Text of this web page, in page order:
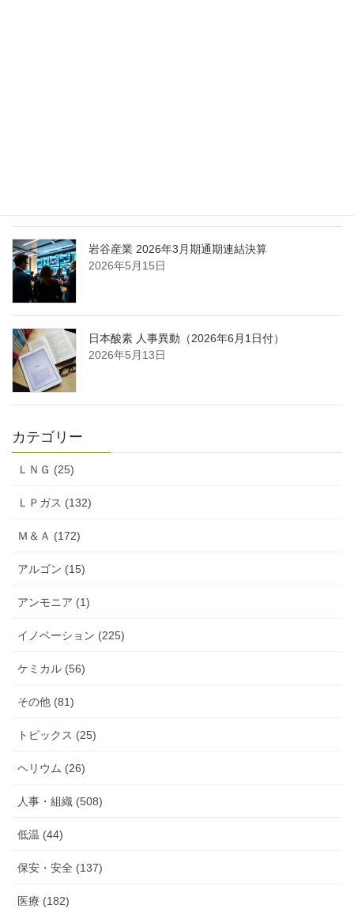
岩谷産業 2026年3月期通期連結決算
2026年5月15日
日本酸素 人事異動（2026年6月1日付）
2026年5月13日
カテゴリー
ＬＮＧ (25)
ＬＰガス (132)
Ｍ＆Ａ (172)
アルゴン (15)
アンモニア (1)
イノベーション (225)
ケミカル (56)
その他 (81)
トピックス (25)
ヘリウム (26)
人事・組織 (508)
低温 (44)
保安・安全 (137)
医療 (182)